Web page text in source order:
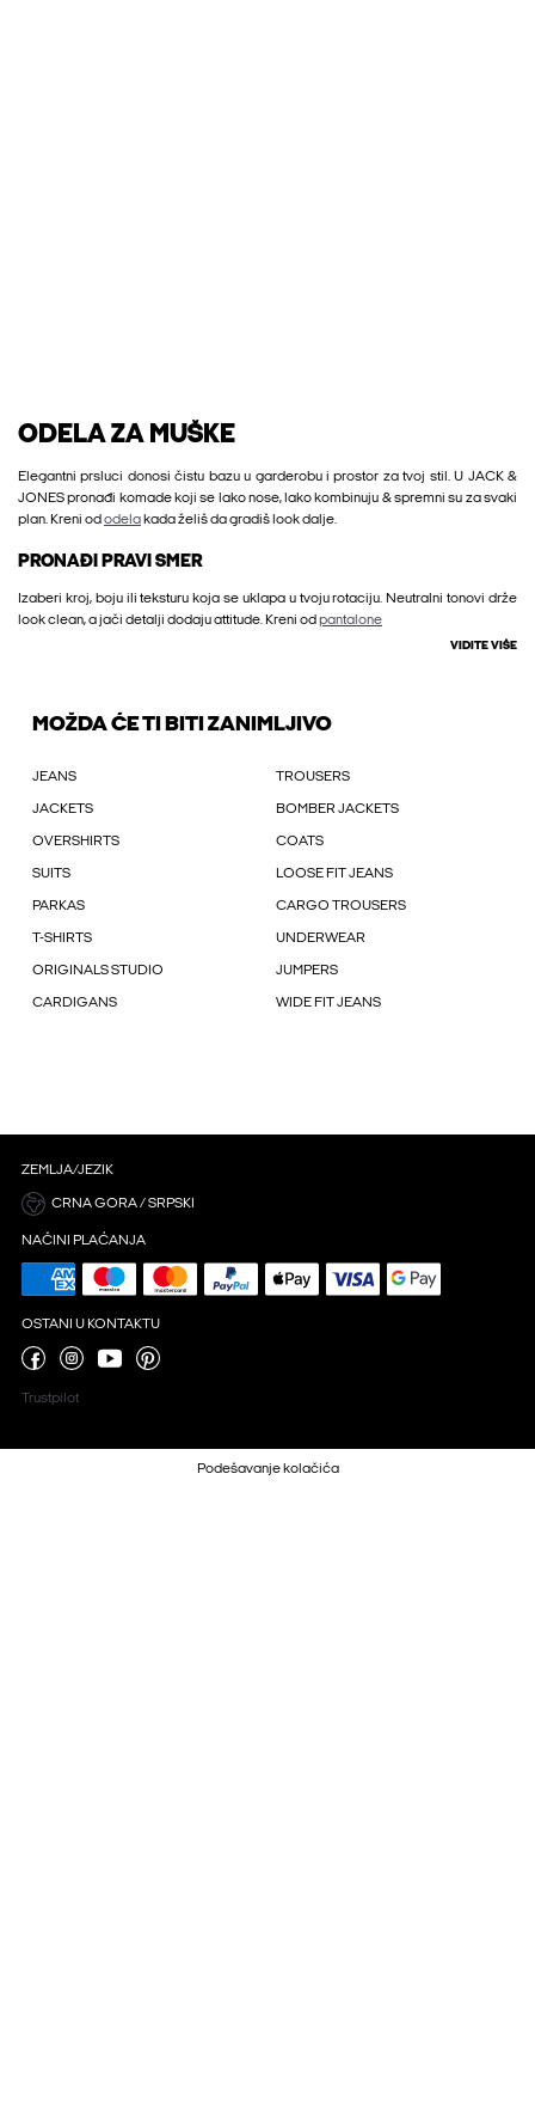
ODELA ZA MUŠKE
Elegantni prsluci donosi čistu bazu u garderobu i prostor za tvoj stil. U JACK &
JONES pronađi komade koji se lako nose, lako kombinuju & spremni su za svaki
plan. Kreni od odela kada želiš da gradiš look dalje.
PRONAĐI PRAVI SMER
Izaberi kroj, boju ili teksturu koja se uklapa u tvoju rotaciju. Neutralni tonovi drže
look clean, a jači detalji dodaju attitude. Kreni od pantalone
VIDITE VIŠE
MOŽDA ĆE TI BITI ZANIMLJIVO
JEANS TROUSERS
JACKETS BOMBER JACKETS
OVERSHIRTS COATS
SUITS LOOSE FIT JEANS
PARKAS CARGO TROUSERS
T-SHIRTS UNDERWEAR
ORIGINALS STUDIO JUMPERS
CARDIGANS WIDE FIT JEANS
ZEMLJA/JEZIK
CRNA GORA / SRPSKI
NAČINI PLAĆANJA
OSTANI U KONTAKTU
Trustpilot
Podešavanje kolačića